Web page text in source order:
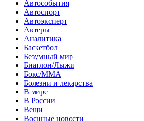
Автособытия
Автоспорт
Автоэксперт
Актеры
Аналитика
Баскетбол
Безумный мир
Биатлон/Лыжи
Бокс/MMA
Болезни и лекарства
В мире
В России
Вещи
Военные новости